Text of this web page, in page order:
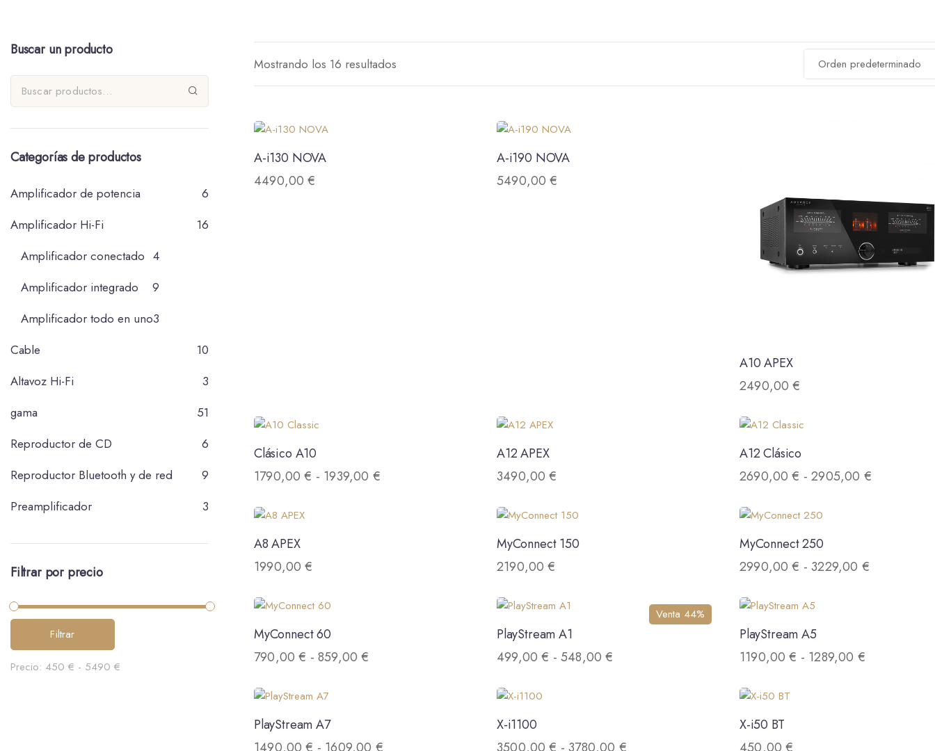
Mostrando los 16 resultados
A-i130 NOVA
4490,00€
A-i190 NOVA
5490,00€
A10 APEX
2490,00€
Clásico A10
1790,00€ - 1939,00 €
A12 APEX
3490,00€
A12 Clásico
2690,00€ - 2905,00 €
A8 APEX
1990,00€
MyConnect 150
2190,00€
MyConnect 250
2990,00€ - 3229,00 €
MyConnect 60
790,00€ - 859,00€
Venta 44%
PlayStream A1
499,00€ - 548,00€
PlayStream A5
1190,00€ - 1289,00 €
PlayStream A7
X-i1100
X-i50 BT
Buscar un producto
Categorías de productos
Amplificador de potencia
6
Amplificador Hi-Fi
16
Amplificador conectado 4
Amplificador integrado
9
Amplificador todo en uno3
Cable
10
Altavoz Hi-Fi
3
gama
51
Reproductor de CD
6
Reproductor Bluetooth y de red
9
Preamplificador
3
Filtrar por precio
Filtrar
Precio: 450 € - 5490 €